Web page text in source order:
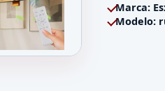
Marca:
Modelo: